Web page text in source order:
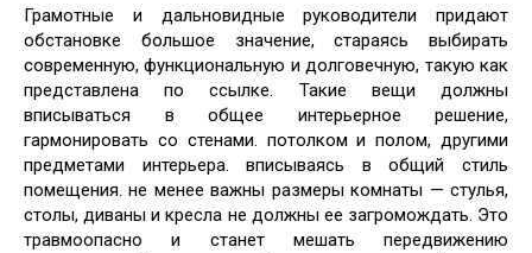
Грамотные и дальновидные руководители придают
обстановке большое значение, стараясь выбирать
современную, функциональную и долговечную, такую как
представлена по ссылке. Такие вещи должны
вписываться в общее интерьерное решение,
гармонировать со стенами. потолком и полом, другими
предметами интерьера. вписываясь в общий стиль
помещения. не менее важны размеры комнаты — стулья,
столы, диваны и кресла не должны ее загромождать. Это
травмоопасно и станет мешать передвижению